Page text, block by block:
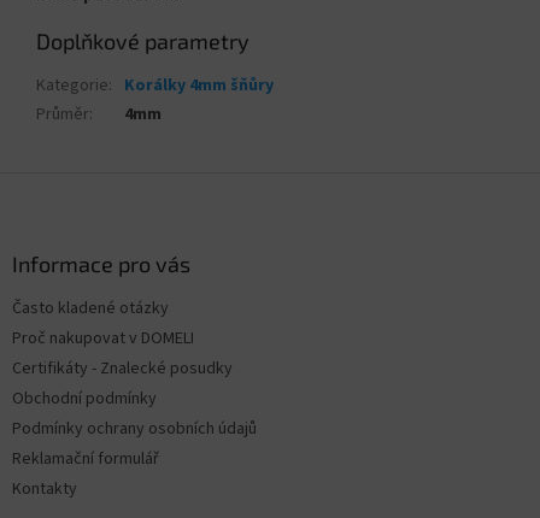
Doplňkové parametry
Kategorie: Korálky 4mm šňůry
Průměr: 4mm
Informace pro vás
Často kladené otázky
Proč nakupovat v DOMELI
Certifikáty - Znalecké posudky
Obchodní podmínky
Podmínky ochrany osobních údajů
Reklamační formulář
Kontakty